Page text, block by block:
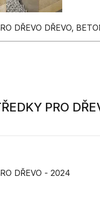
DŘEVO DŘEVO,
PRO
DŘEVO - 2024